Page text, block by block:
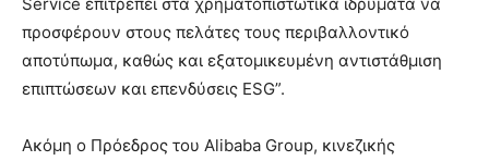
προσφέρουν στους πελάτες τους περιβαλλοντικό
αποτύπωμα, καθώς και εξατομικευμένη αντιστάθμιση
επιπτώσεων και επενδύσεις ESG”.
Ακόμη ο Πρόεδρος του Alibaba Group, κινεζικής